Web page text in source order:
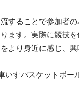
することで参加者
ます。実際に競技
より身近に感じ、
すバスケットボー